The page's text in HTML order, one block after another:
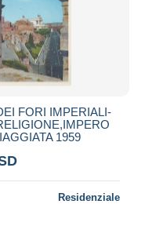
FORI IMPERIALI-
1959
Residenziale